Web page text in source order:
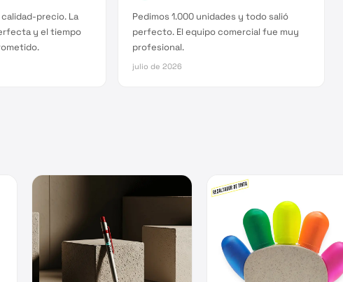
precio. La
y el tiempo
Pedimos 1.000 unidades y todo salió
perfecto. El equipo comercial fue muy
profesional.
julio de 2026